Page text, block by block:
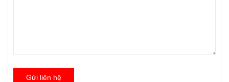
Gửi liên hệ